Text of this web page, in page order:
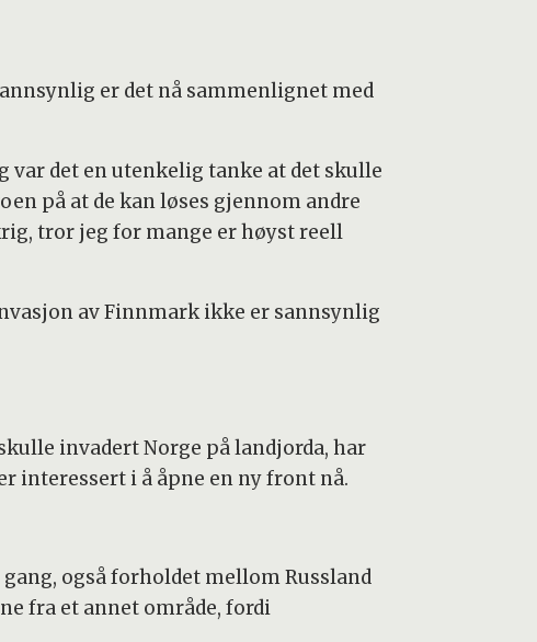
er det nå sammenlignet med
var det en utenkelig tanke at det skulle
på at de kan løses gjennom andre
tror jeg for mange er høyst reell
av Finnmark ikke er sannsynlig
invadert Norge på landjorda, har
interessert i å åpne en ny front nå.
også forholdet mellom Russland
fra et annet område, fordi